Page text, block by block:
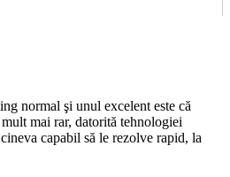
normal şi unul excelent este că
mai rar, datorită tehnologiei
capabil să le rezolve rapid, la